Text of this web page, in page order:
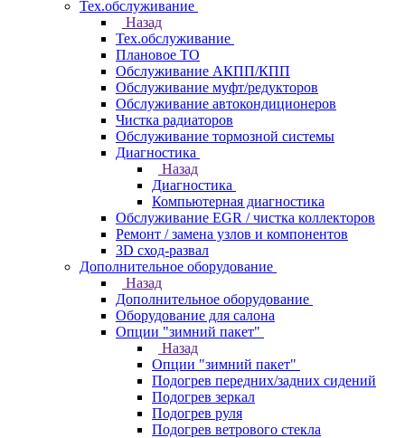
Тех.обслуживание
Назад
Тех.обслуживание
Плановое ТО
Обслуживание АКПП/КПП
Обслуживание муфт/редукторов
Обслуживание автокондиционеров
Чистка радиаторов
Обслуживание тормозной системы
Диагностика
Назад
Диагностика
Компьютерная диагностика
Обслуживание EGR / чистка коллекторов
Ремонт / замена узлов и компонентов
3D сход-развал
Дополнительное оборудование
Назад
Дополнительное оборудование
Оборудование для салона
Опции "зимний пакет"
Назад
Опции "зимний пакет"
Подогрев передних/задних сидений
Подогрев зеркал
Подогрев руля
Подогрев ветрового стекла